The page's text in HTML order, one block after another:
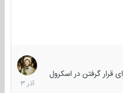
گرفتن در اسکرول
7
آذر
1403